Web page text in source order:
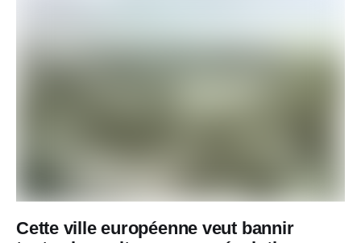
Cette ville européenne veut bannir